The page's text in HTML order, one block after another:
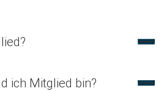
ich Mitglied bin?